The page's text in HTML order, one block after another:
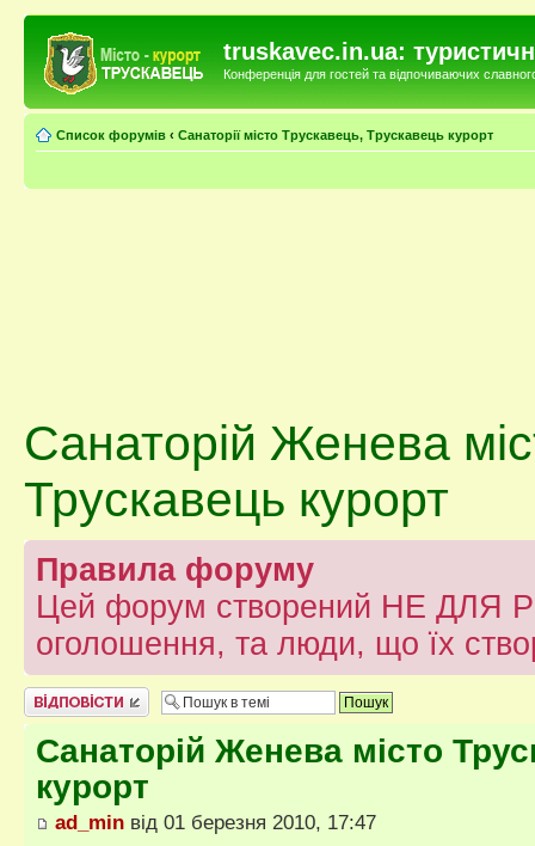
truskavec.in.ua:
Конференція для гостей та відпочиваючих
Список форумів ‹ Санаторії місто Трускавець, Трускавець курорт
Санаторій Женева
Трускавець курорт
Правила форуму
Цей форум створений НЕ ДЛЯ
оголошення, та люди, що їх
Відповісти
Санаторій Женева місто
курорт
ad_min від 01 березня 2010, 17:47